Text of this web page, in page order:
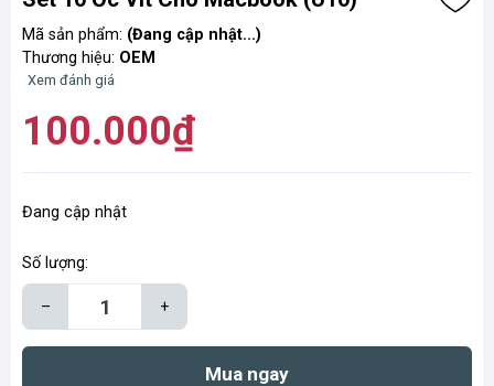
Mã sản phẩm: (Đang cập nhật...)
Thương hiệu: OEM
Xem đánh giá
100.000₫
Đang cập nhật
Số lượng:
– +
Mua ngay